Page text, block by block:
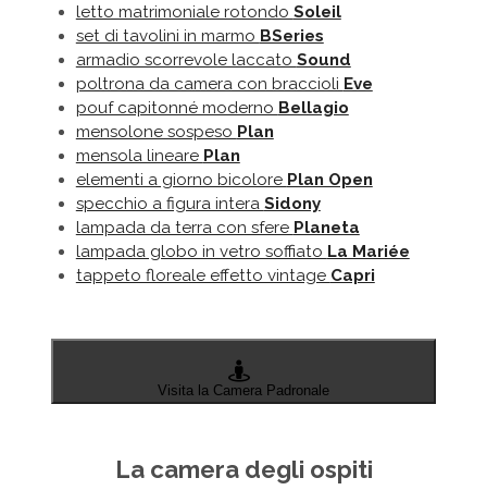
letto matrimoniale rotondo Soleil
set di tavolini in marmo BSeries
armadio scorrevole laccato Sound
poltrona da camera con braccioli Eve
pouf capitonné moderno Bellagio
mensolone sospeso Plan
mensola lineare Plan
elementi a giorno bicolore Plan Open
specchio a figura intera Sidony
lampada da terra con sfere Planeta
lampada globo in vetro soffiato La Mariée
tappeto floreale effetto vintage Capri
Visita la Camera Padronale
La camera degli ospiti